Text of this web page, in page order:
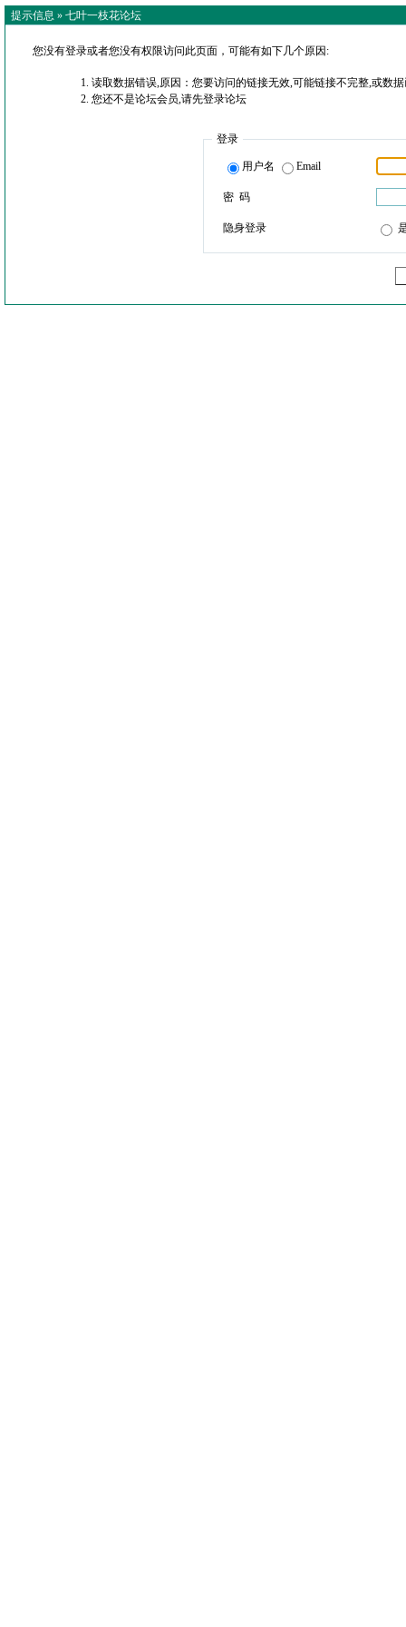
提示信息 » 七叶一枝花论坛
您没有登录或者您没有权限访问此页面，可能有如下几个原因:
读取数据错误,原因：您要访问的链接无效,可能链接不完整,或数
您还不是论坛会员,请先登录论坛
登录
用户名 Email
密 码
隐身登录